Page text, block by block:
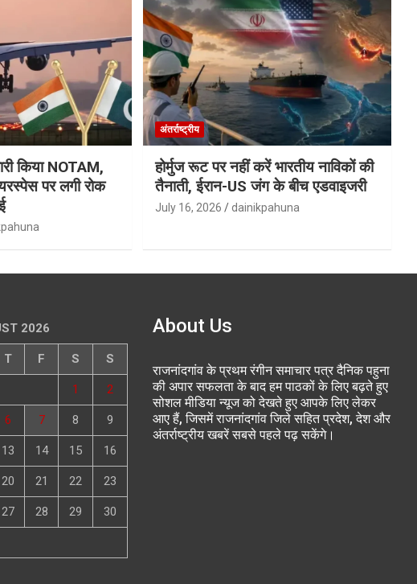
किया NOTAM,
पर लगी रोक
अंतर्राष्ट्रीय
होर्मुज रूट पर नहीं करें भारतीय नाविकों की
तैनाती, ईरान-US जंग के बीच एडवाइजरी
July 16, 2026 dainikpahuna
2026
T F S S
1 2
6 7 8 9
13 14 15 16
20 21 22 23
27 28 29 30
About Us
राजनांदगांव के प्रथम रंगीन समाचार पत्र दैनिक पहुना
की अपार सफलता के बाद हम पाठकों के लिए बढ़ते हुए
सोशल मीडिया न्यूज को देखते हुए आपके लिए लेकर
आए हैं, जिसमें राजनांदगांव जिले सहित प्रदेश, देश और
अंतर्राष्ट्रीय खबरें सबसे पहले पढ़ सकेंगे।